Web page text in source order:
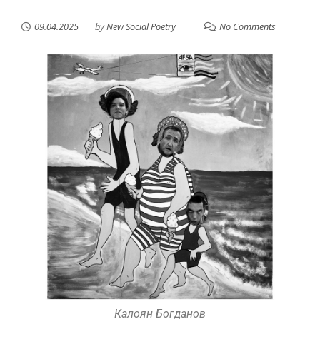
09.04.2025 byNew Social Poetry No Comments
Калоян Богданов